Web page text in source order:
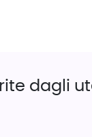
dagli